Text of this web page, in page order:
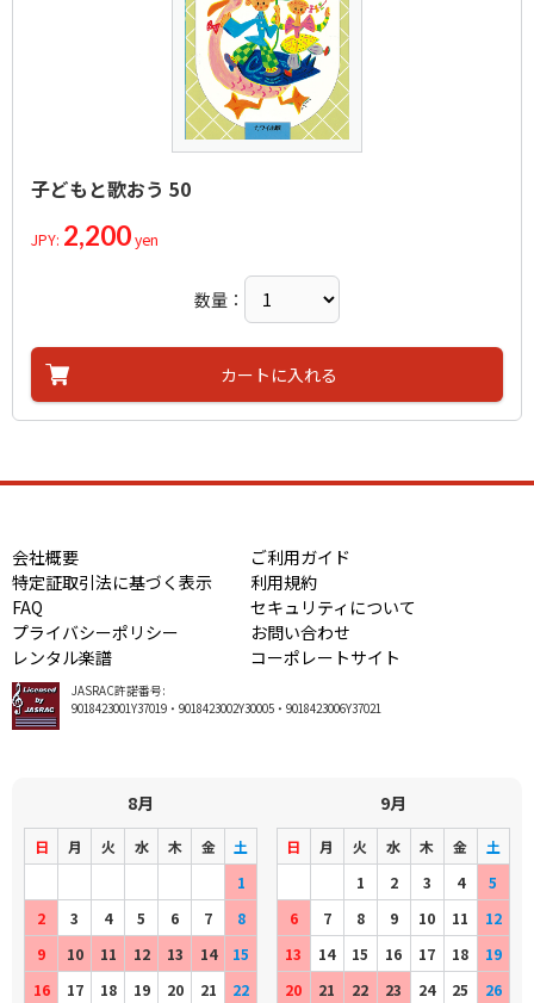
子どもと歌おう 50
JPY: 2,200yen
数量：
カートに入れる
会社概要
ご利用ガイド
特定証取引法に基づく表示
利用規約
FAQ
セキュリティについて
プライバシーポリシー
お問い合わせ
レンタル楽譜
コーポレートサイト
JASRAC許諾番号:
9018423001Y37019・9018423002Y30005・9018423006Y37021
8月
日 月 火 水 木 金
土
1
2
3 4 5 6 7
8
9
10 11 12 13 14
15
16
17 18 19 20 21 22
9月
日 月 火 水 木 金
土
1
2 3 4
5
6
7 8 9 10 11
12
13
14 15 16 17 18
19
20
21 22 23 24 25 26